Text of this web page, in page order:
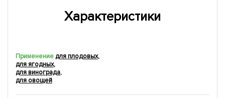
Характеристики
Применениедля плодовых,
для ягодных,
для винограда,
для овощей